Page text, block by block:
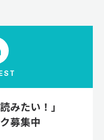
みたい！」
募集中